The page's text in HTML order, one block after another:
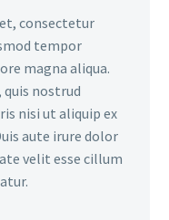
consectetur
tempor
magna aliqua.
nostrud
nisi ut aliquip ex
aute irure dolor
velit esse cillum